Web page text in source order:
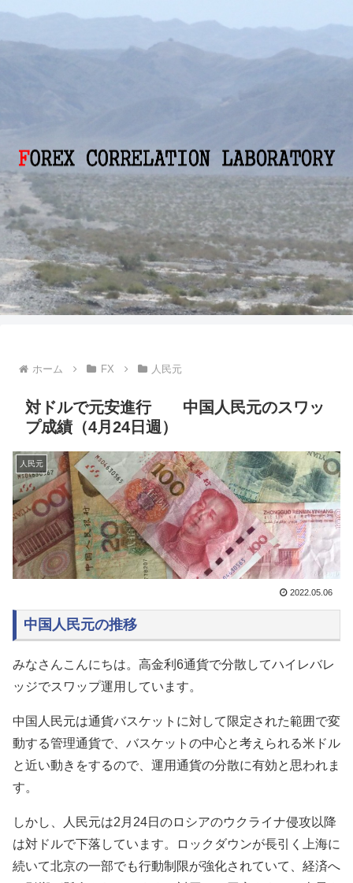
ホーム FX 人民元
対ドルで元安進行 中国人民元のスワッ
プ成績（4月24日週）
人民元
2022.05.06
中国人民元の推移
みなさんこんにちは。高金利6通貨で分散してハイレバレ
ッジでスワップ運用しています。
中国人民元は通貨バスケットに対して限定された範囲で変
動する管理通貨で、バスケットの中心と考えられる米ドル
と近い動きをするので、運用通貨の分散に有効と思われま
す。
しかし、人民元は2月24日のロシアのウクライナ侵攻以降
は対ドルで下落しています。ロックダウンが長引く上海に
続いて北京の一部でも行動制限が強化されていて、経済へ